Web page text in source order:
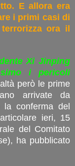
E allora era
i primi casi di
ora il
Xi Jinping
i pericoli
però le prime
arrivate da
la conferma del
ieri, 15
del Comitato
ha pubblicato